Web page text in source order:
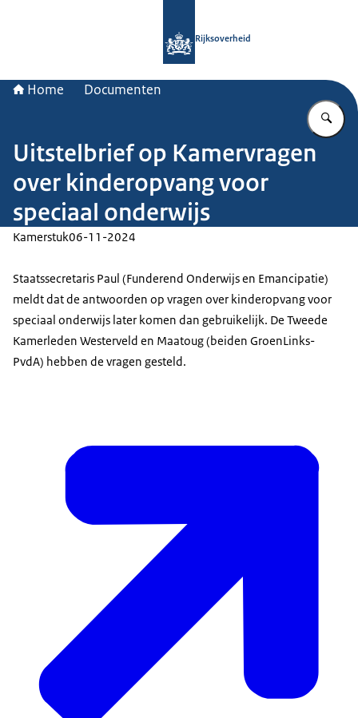
Rijksoverheid
Home Documenten
Uitstelbrief op Kamervragen
over kinderopvang voor
speciaal onderwijs
Kamerstuk06-11-2024
Staatssecretaris Paul (Funderend Onderwijs en Emancipatie)
meldt dat de antwoorden op vragen over kinderopvang voor
speciaal onderwijs later komen dan gebruikelijk. De Tweede
Kamerleden Westerveld en Maatoug (beiden GroenLinks-
PvdA) hebben de vragen gesteld.